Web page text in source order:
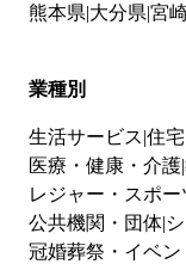
熊本県 大分県 宮
業種別
生活サービス 住宅
医療・健康・介護
レジャー・スポー
公共機関・団体
冠婚葬祭・イベン